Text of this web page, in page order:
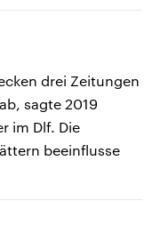
drei Zeitungen
sagte 2019
im Dlf. Die
beeinflusse